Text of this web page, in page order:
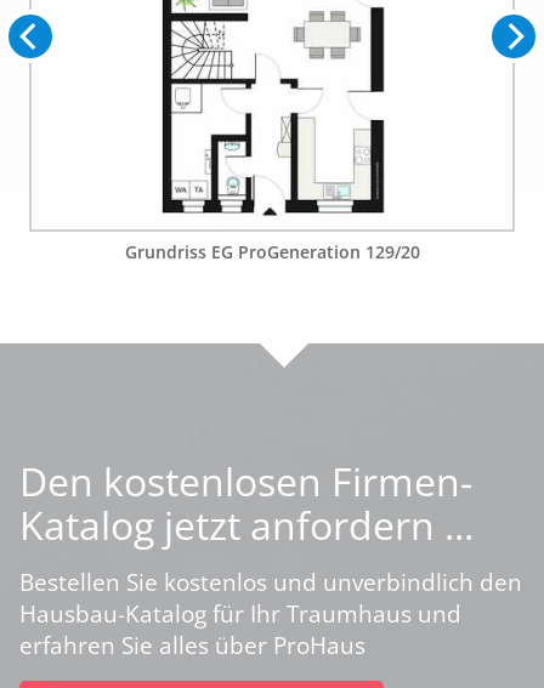
Grundriss EG ProGeneration 129/20
Den kostenlosen Firmen-
Katalog jetzt anfordern ...
Bestellen Sie kostenlos und unverbindlich den
Hausbau-Katalog für Ihr Traumhaus und
erfahren Sie alles über ProHaus